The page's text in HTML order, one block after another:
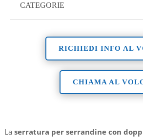
CATEGORIE
RICHIEDI INFO AL
CHIAMA AL
La serratura per serrandine con